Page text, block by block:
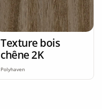
Texture bois
chêne 2K
Polyhaven